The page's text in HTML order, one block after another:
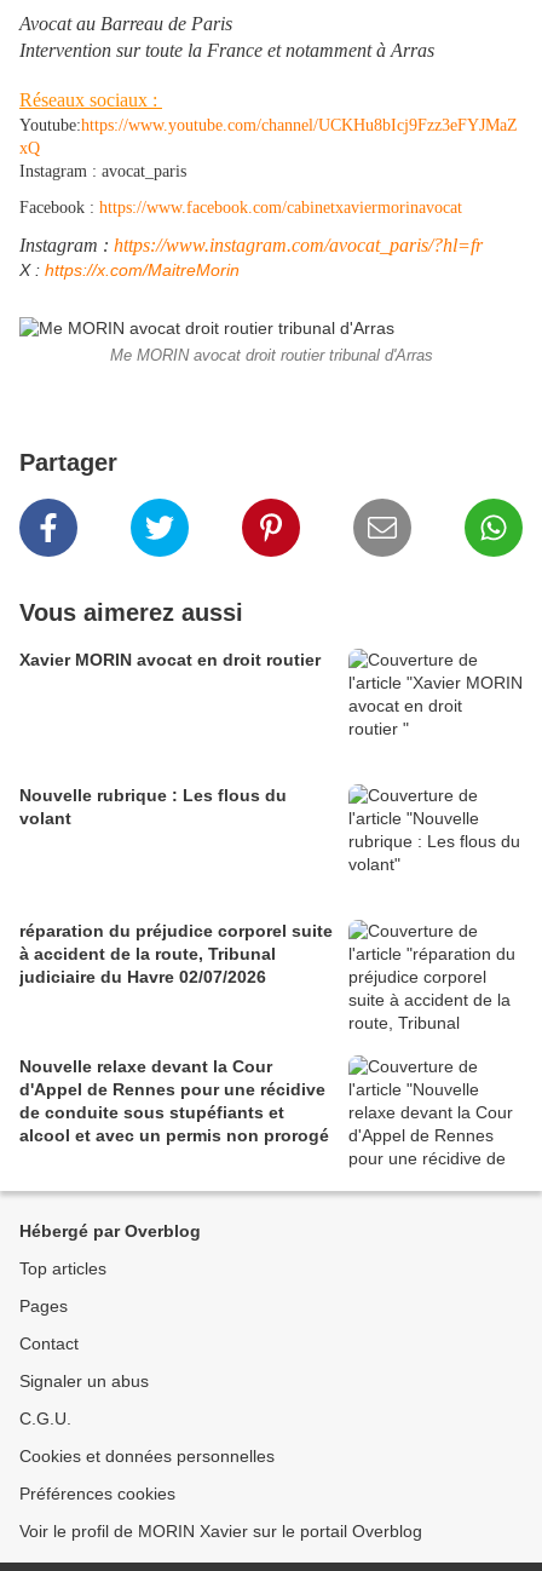
Avocat au Barreau de Paris
Intervention sur toute la France et notamment à Arras
Réseaux sociaux :
Youtube:https://www.youtube.com/channel/UCKHu8bIcj9Fzz3eFYJMaZ
xQ
Instagram : avocat_paris
Facebook : https://www.facebook.com/cabinetxaviermorinavocat
Instagram : https://www.instagram.com/avocat_paris/?hl=fr
​X : https://x.com/MaitreMorin
Me MORIN avocat droit routier tribunal d'Arras
Partager
Vous aimerez aussi
Xavier MORIN avocat en droit routier
Nouvelle rubrique : Les flous du
volant
réparation du préjudice corporel suite
à accident de la route, Tribunal
judiciaire du Havre 02/07/2026
Nouvelle relaxe devant la Cour
d'Appel de Rennes pour une récidive
de conduite sous stupéfiants et
alcool et avec un permis non prorogé
Hébergé par Overblog
Top articles
Pages
Contact
Signaler un abus
C.G.U.
Cookies et données personnelles
Préférences cookies
Voir le profil de MORIN Xavier sur le portail Overblog